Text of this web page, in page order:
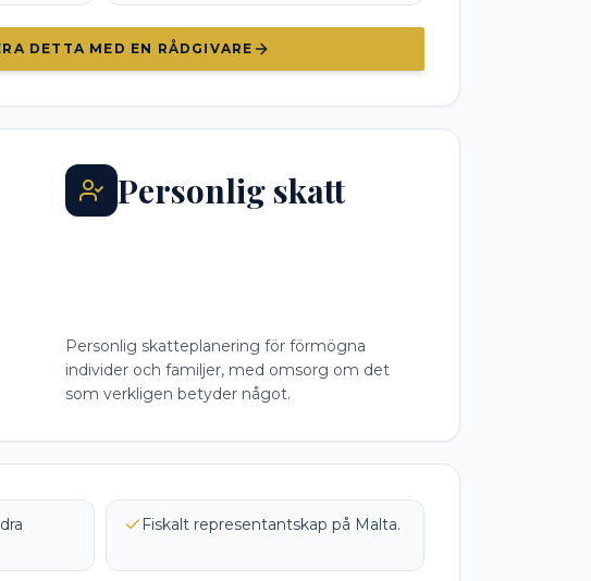
DETTA MED EN RÅDGIVARE
Personlig skatt
Personlig skatteplanering för förmögna
individer och familjer, med omsorg om det
som verkligen betyder något.
Fiskalt representantskap på Malta.